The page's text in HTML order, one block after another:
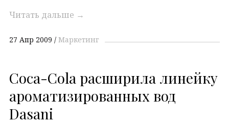
Читать дальше →
27 Апр 2009 Маркетинг
Coca-Cola расширила линейку
ароматизированных вод
Dasani